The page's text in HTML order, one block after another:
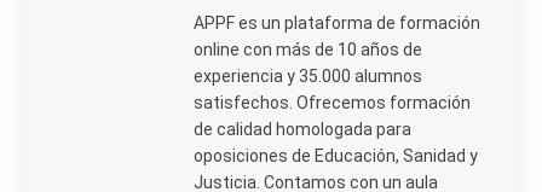
APPF es un plataforma de formación
online con más de 10 años de
experiencia y 35.000 alumnos
satisfechos. Ofrecemos formación
de calidad homologada para
oposiciones de Educación, Sanidad y
Justicia. Contamos con un aula